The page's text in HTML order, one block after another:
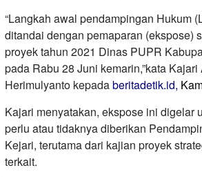
“Langkah awal pendampingan Hukum
ditandai dengan pemaparan (ekspose)
proyek tahun 2021 Dinas PUPR
pada Rabu 28 Juni kemarin,”kata
Herimulyanto kepadaberitadetik.id,
Kajari menyatakan, ekspose ini digelar
perlu atau tidaknya diberikan
Kejari, terutama dari kajian proyek
terkait.